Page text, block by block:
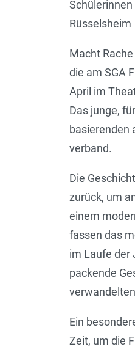
Rüsselsheim
Macht
die am SGA
April im
Das junge,
basierenden
verband.
Die
zurück, um
einem
fassen das
im Laufe der
packende
Ein
Zeit, um die